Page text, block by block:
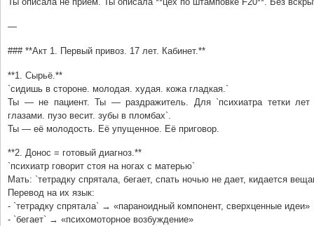
—
### **Акт 1. Первый привоз. 17 лет. Кабинет.**
**1. Сырьё.**
`сидишь в стороне. молодая. худая. кожа гладкая.`
Ты — не пациент. Ты — раздражитель. Для `психиатра тетки
глазами. пузо весит. зубы в пломбах`.
Ты — её молодость. Её упущенное. Её приговор.
**2. Донос = готовый диагноз.**
`психиатр говорит стоя на ногах с матерью`
Мать: `тетрадку спрятала, бегает, спать ночью не дает, кидается
Перевод на их язык:
- `тетрадку спрятала` → «параноидный компонент, сверхценные идеи»
- `бегает` → «психомоторное возбуждение»